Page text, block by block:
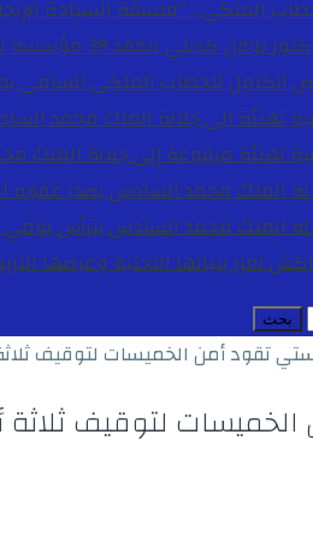
الملكي .. “فلسفة السيادة
كديلي يتفقد 39 مؤسسة تعليمية بجهة الدار البيضاء-سطات خلال الموسم الدراسي 2025-2026
الكامل للخطاب الملكي السامي بمناسبة الذكرى
تهنئة الى جلالة الملك محمد
تهنئة مرفوعة إلى جلالة الملك
الملك محمد السادس يصدر عفوه السامي على 1788 شخصا
الملك محمد السادس يترأس
تعزز بنياتها التحتية وعرضها
تقود أمن الخميسات لتوقيف
الخميسات لتوقيف